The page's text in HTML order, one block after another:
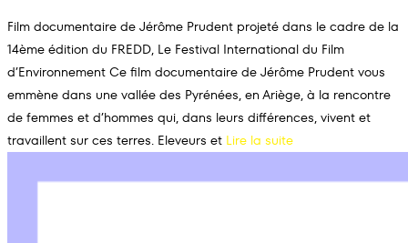
Film documentaire de Jérôme Prudent projeté dans le cadre de la
14ème édition du FREDD, Le Festival International du Film
d’Environnement Ce film documentaire de Jérôme Prudent vous
emmène dans une vallée des Pyrénées, en Ariège, à la rencontre
de femmes et d’hommes qui, dans leurs différences, vivent et
travaillent sur ces terres. Eleveurs et Lire la suite